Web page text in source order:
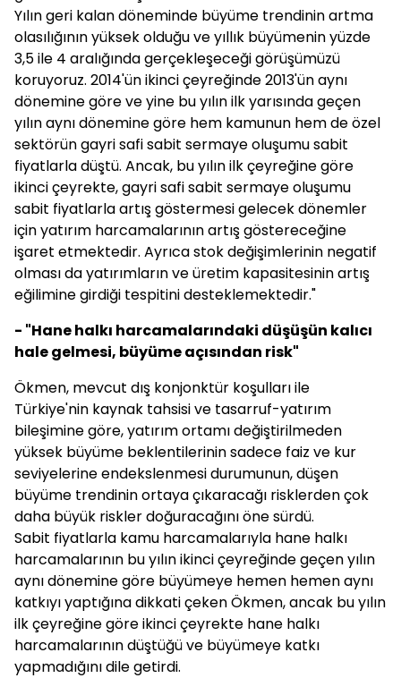
Yılın geri kalan döneminde büyüme trendinin artma
olasılığının yüksek olduğu ve yıllık büyümenin yüzde
3,5 ile 4 aralığında gerçekleşeceği görüşümüzü
koruyoruz. 2014'ün ikinci çeyreğinde 2013'ün aynı
dönemine göre ve yine bu yılın ilk yarısında geçen
yılın aynı dönemine göre hem kamunun hem de özel
sektörün gayri safi sabit sermaye oluşumu sabit
fiyatlarla düştü. Ancak, bu yılın ilk çeyreğine göre
ikinci çeyrekte, gayri safi sabit sermaye oluşumu
sabit fiyatlarla artış göstermesi gelecek dönemler
için yatırım harcamalarının artış göstereceğine
işaret etmektedir. Ayrıca stok değişimlerinin negatif
olması da yatırımların ve üretim kapasitesinin artış
eğilimine girdiği tespitini desteklemektedir."
- "Hane halkı harcamalarındaki düşüşün kalıcı
hale gelmesi, büyüme açısından risk"
Ökmen, mevcut dış konjonktür koşulları ile
Türkiye'nin kaynak tahsisi ve tasarruf-yatırım
bileşimine göre, yatırım ortamı değiştirilmeden
yüksek büyüme beklentilerinin sadece faiz ve kur
seviyelerine endekslenmesi durumunun, düşen
büyüme trendinin ortaya çıkaracağı risklerden çok
daha büyük riskler doğuracağını öne sürdü.
Sabit fiyatlarla kamu harcamalarıyla hane halkı
harcamalarının bu yılın ikinci çeyreğinde geçen yılın
aynı dönemine göre büyümeye hemen hemen aynı
katkıyı yaptığına dikkati çeken Ökmen, ancak bu yılın
ilk çeyreğine göre ikinci çeyrekte hane halkı
harcamalarının düştüğü ve büyümeye katkı
yapmadığını dile getirdi.